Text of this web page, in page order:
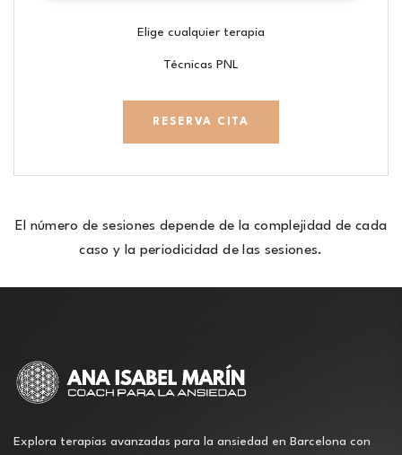
Elige cualquier terapia
Técnicas PNL
RESERVA CITA
El número de sesiones depende de la complejidad de cada
caso y la periodicidad de las sesiones.
Explora terapias avanzadas para la ansiedad en Barcelona con